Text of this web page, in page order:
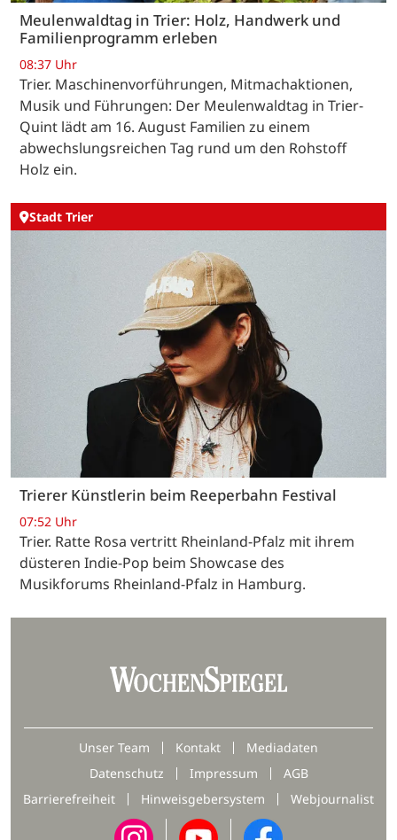
Meulenwaldtag in Trier: Holz, Handwerk und
Familienprogramm erleben
08:37 Uhr
Trier. Maschinenvorführungen, Mitmachaktionen,
Musik und Führungen: Der Meulenwaldtag in Trier-
Quint lädt am 16. August Familien zu einem
abwechslungsreichen Tag rund um den Rohstoff
Holz ein.
Stadt Trier
Trierer Künstlerin beim Reeperbahn Festival
07:52 Uhr
Trier. Ratte Rosa vertritt Rheinland-Pfalz mit ihrem
düsteren Indie-Pop beim Showcase des
Musikforums Rheinland-Pfalz in Hamburg.
Unser Team Kontakt
Mediadaten
Datenschutz
Impressum
AGB
Barrierefreiheit
Hinweisgebersystem Webjournalist